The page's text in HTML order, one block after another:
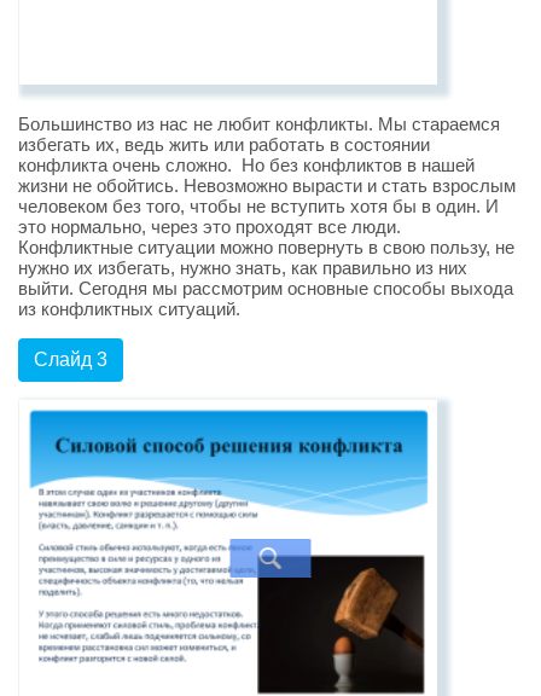
Большинство из нас не любит конфликты. Мы стараемся
избегать их, ведь жить или работать в состоянии
конфликта очень сложно. Но без конфликтов в нашей
жизни не обойтись. Невозможно вырасти и стать взрослым
человеком без того, чтобы не вступить хотя бы в один. И
это нормально, через это проходят все люди.
Конфликтные ситуации можно повернуть в свою пользу, не
нужно их избегать, нужно знать, как правильно из них
выйти. Сегодня мы рассмотрим основные способы выхода
из конфликтных ситуаций.
Слайд 3